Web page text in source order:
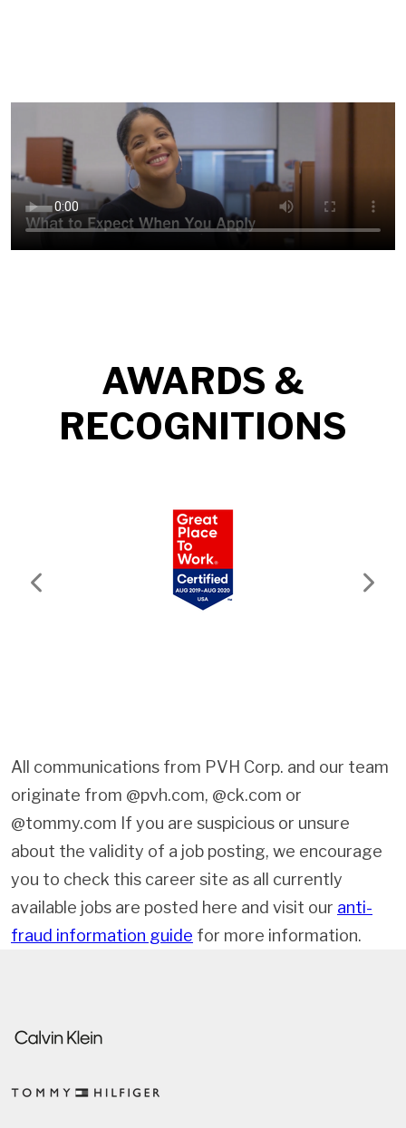
AWARDS &
RECOGNITIONS
Previous Next
All communications from PVH Corp. and our team
originate from @pvh.com, @ck.com or
@tommy.com If you are suspicious or unsure
about the validity of a job posting, we encourage
you to check this career site as all currently
available jobs are posted here and visit our anti-
fraud information guide for more information.